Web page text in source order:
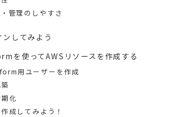
管理のしやすさ
ンしてみよう
を使ってAWSリソースを作成する
用ユーザーを作成
化
成してみよう！